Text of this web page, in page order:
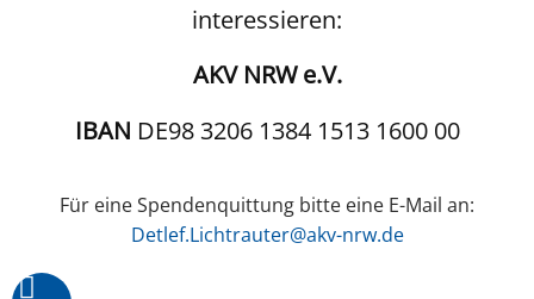
interessieren:
AKV NRW e.V.
IBAN DE98 3206 1384 1513 1600 00
Für eine Spendenquittung bitte eine E-Mail an:
Detlef.Lichtrauter@akv-nrw.de